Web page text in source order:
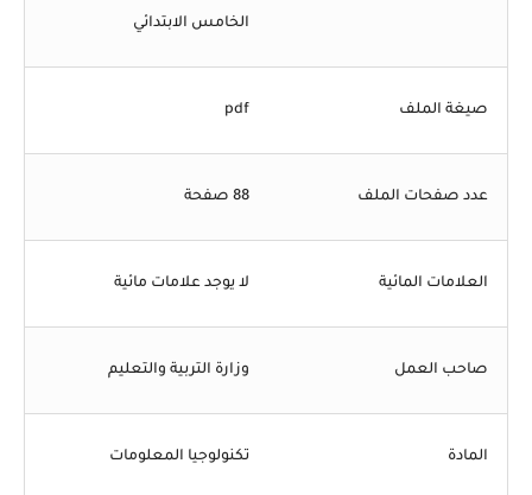
الخامس الابتدائي
صيغة الملف pdf
عدد صفحات الملف 88 صفحة
العلامات المائية لا يوجد علامات مائية
صاحب العمل وزارة التربية والتعليم
المادة تكنولوجيا المعلومات